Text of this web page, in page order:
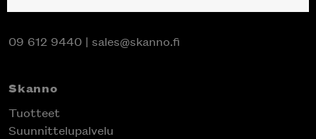
09 612 9440 | sales@skanno.fi
Skanno
Tuotteet
Suunnittelupalvelu